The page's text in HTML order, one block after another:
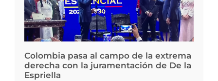
Colombia pasa al campo de la extrema
derecha con la juramentación de De la
Espriella